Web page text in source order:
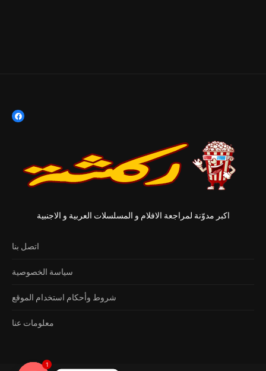
اكبر مدوّنة لمراجعة الافلام و المسلسلات العربية و الاجنبية
اتصل بنا
سياسة الخصوصية
شروط وأحكام استخدام الموقع
معلومات عنا
1